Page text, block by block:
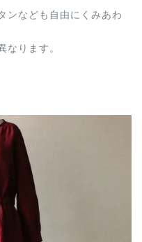
ンなども自由にくみあわ
なります。